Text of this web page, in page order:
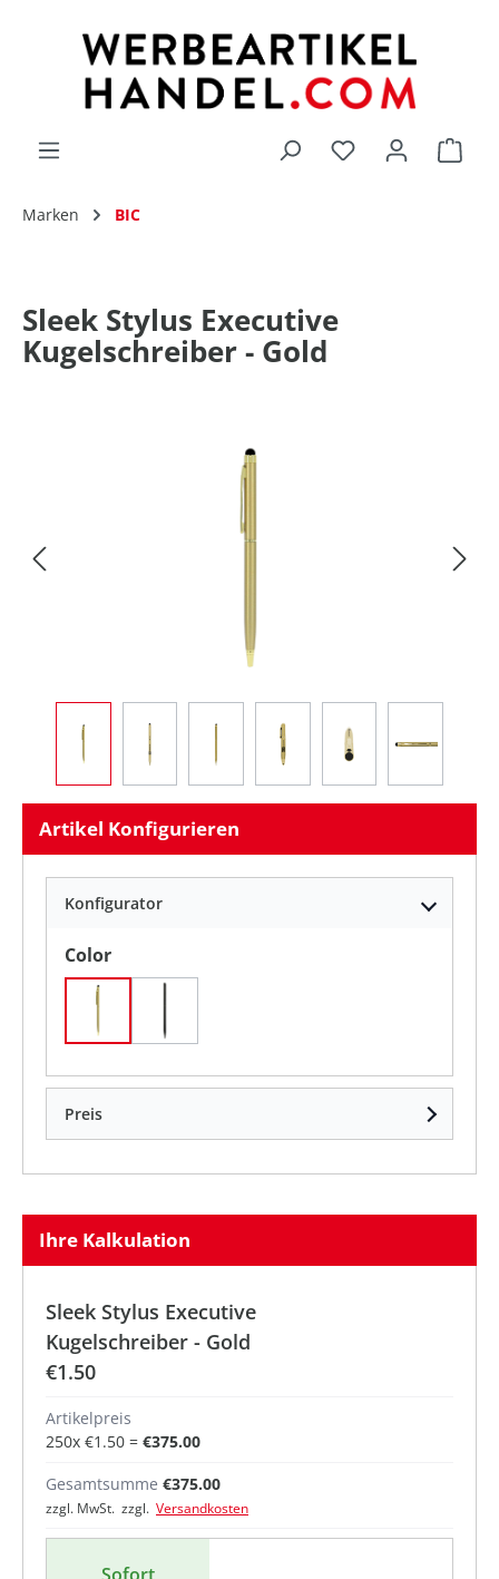
Du hast 0
Marken BIC
Sleek Stylus Executive
Kugelschreiber - Gold
Artikel Konfigurieren
Konfigurator
Colorauswählen
Gold
Preis
Ihre Kalkulation
Sleek Stylus Executive
Kugelschreiber - Gold
€1.50
Artikelpreis
250x €1.50 = €375.00
Gesamtsumme €375.00
zzgl. MwSt. zzgl. Versandkosten